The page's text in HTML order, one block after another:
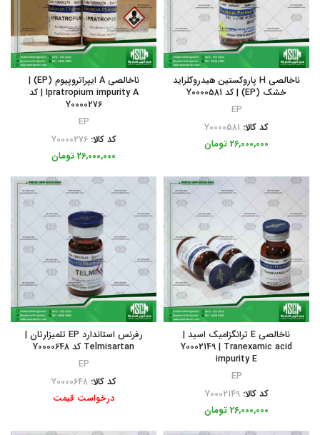
ناخالصی H پاروکستین هیدروکلراید
خشک (EP) | کد Y0000581
EP
کد کالا: Y0000581
26,000,000 تومان
ناخالصی A ایپراتروپیوم (EP) |
Ipratropium impurity A | کد
Y0000276
EP
کد کالا:Y0000276
26,000,000 تومان
ناخالصی E ترانگزامیک اسید |
Y0002149 | Tranexamic acid
impurity E
EP
کد کالا:Y0002149
26,000,000 تومان
رفرنس استاندارد EP تلمیزارتان |
Telmisartan کد Y0000648
EP
کد کالا:Y0000648
درخواست قیمت